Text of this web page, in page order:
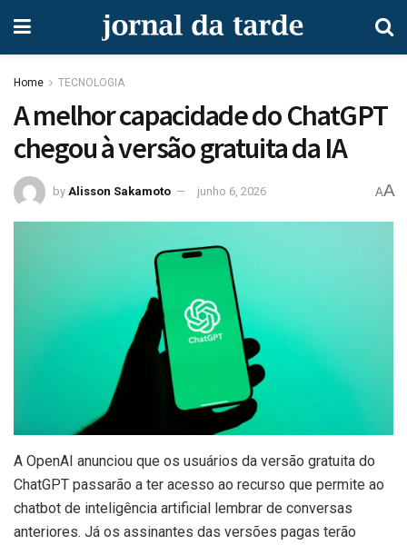
Home TECNOLOGIA
A melhor capacidade do ChatGPT
chegou à versão gratuita da IA
by Alisson Sakamoto junho 6, 2026 AA
A OpenAI anunciou que os usuários da versão gratuita do
ChatGPT passarão a ter acesso ao recurso que permite ao
chatbot de inteligência artificial lembrar de conversas
anteriores. Já os assinantes das versões pagas terão